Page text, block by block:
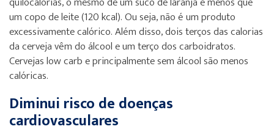
um copo de leite (120 kcal). Ou seja, não é um produto
excessivamente calórico. Além disso, dois terços das calorias
da cerveja vêm do álcool e um terço dos carboidratos.
Cervejas low carb e principalmente sem álcool são menos
calóricas.
Diminui risco de doenças
cardiovasculares